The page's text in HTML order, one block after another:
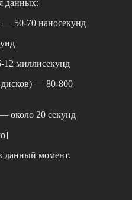
данных:
— 50-70 наносекунд
миллисекунд
— 80-800
около 20 секунд
данный момент.